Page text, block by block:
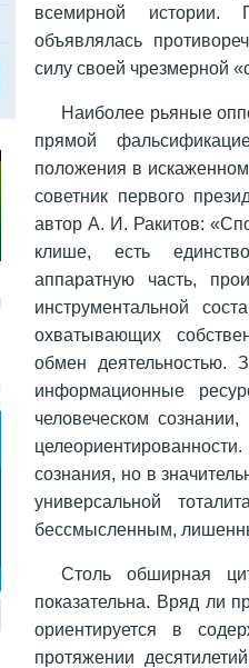
всемирной
объявлялась
силу своей чрезмерной
Наиболее рьяные
прямой
положения в
советник первого
автор А. И. Ракитов:
клише, есть
аппаратную часть,
инструментальной
охватывающих
обмен деятельностью.
информационные
человеческом
сознания, но в
универсальной
бессмысленным,
Столь обширная
показательна. Вряд ли
ориентируется в
протяжении